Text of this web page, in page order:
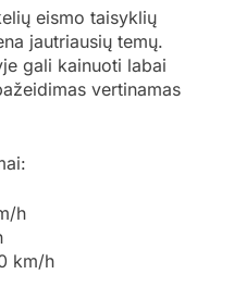
eismo taisyklių
jautriausių temų.
gali kainuoti labai
vertinamas
h
km/h